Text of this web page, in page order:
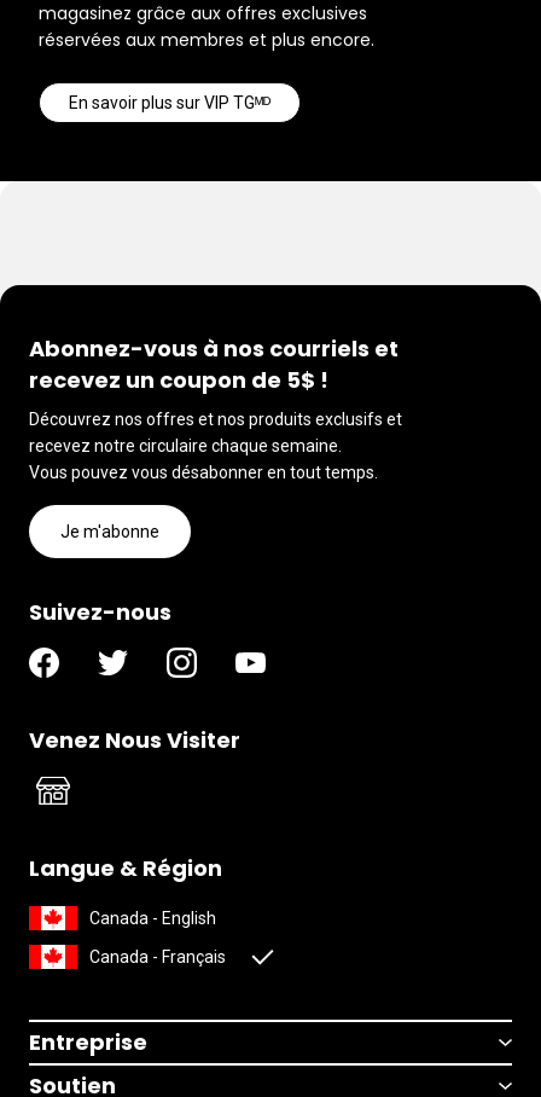
magasinez grâce aux offres exclusives
réservées aux membres et plus encore.
En savoir plus sur VIP TGᴹᴰ
Abonnez-vous à nos courriels et
recevez un coupon de 5$ !
Découvrez nos offres et nos produits exclusifs et
recevez notre circulaire chaque semaine.
Vous pouvez vous désabonner en tout temps.
Je m'abonne
Suivez-nous
Venez Nous Visiter
Langue & Région
Canada - English
Canada - Français
Entreprise
Soutien